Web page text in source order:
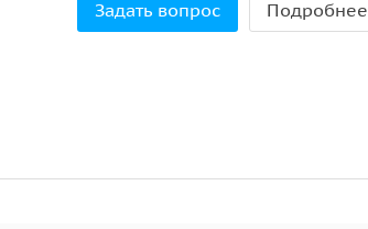
Задать вопрос Подробнее